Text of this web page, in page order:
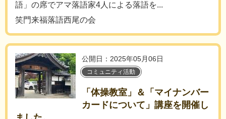
語」の席でアマ落語家4人による落語を...
笑門来福落語西尾の会
公開日：2025年05月06日
コミュニティ活動
「体操教室」＆「マイナンバー
カードについて」講座を開催し